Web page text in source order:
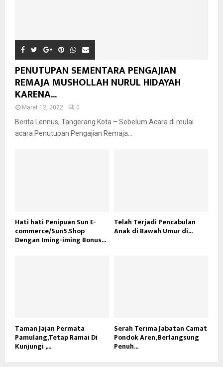
PENUTUPAN SEMENTARA PENGAJIAN
REMAJA MUSHOLLAH NURUL HIDAYAH
KARENA...
Maret 12, 2022 0
Berita Lennus, Tangerang Kota – Sebelum Acara di mulai
acara Penutupan Pengajian Remaja...
Hati hati Penipuan Sun E-
commerce/Sun5.Shop
Dengan Iming-iming Bonus...
Telah Terjadi Pencabulan
Anak di Bawah Umur di...
Taman Jajan Permata
Pamulang,Tetap Ramai Di
Kunjungi ,...
Serah Terima Jabatan Camat
Pondok Aren, Berlangsung
Penuh...